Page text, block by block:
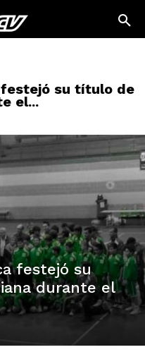
festejó su título de
el...
festejó su
durante el